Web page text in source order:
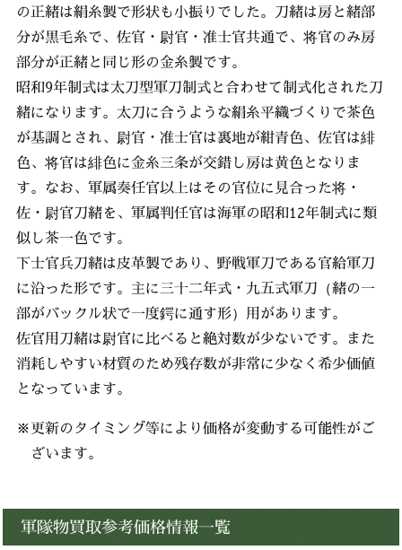
の正緒は絹糸製で形状も小振りでした。刀緒は房と緒部
分が黒毛糸で、佐官・尉官・准士官共通で、将官のみ房
部分が正緒と同じ形の金糸製です。
昭和9年制式は太刀型軍刀制式と合わせて制式化された刀
緒になります。太刀に合うような絹糸平織づくりで茶色
が基調とされ、尉官・准士官は裏地が紺青色、佐官は緋
色、将官は緋色に金糸三条が交錯し房は黄色となりま
す。なお、軍属奏任官以上はその官位に見合った将・
佐・尉官刀緒を、軍属判任官は海軍の昭和12年制式に類
似し茶一色です。
下士官兵刀緒は皮革製であり、野戦軍刀である官給軍刀
に沿った形です。主に三十二年式・九五式軍刀（緒の一
部がバックル状で一度鍔に通す形）用があります。
佐官用刀緒は尉官に比べると絶対数が少ないです。また
消耗しやすい材質のため残存数が非常に少なく希少価値
となっています。
※更新のタイミング等により価格が変動する可能性がご
ざいます。
軍隊物買取参考価格情報一覧